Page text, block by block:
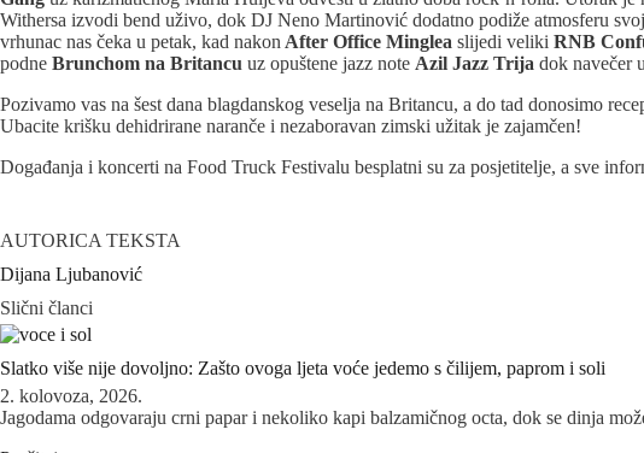
Withersa izvodi bend uživo, dok DJ Neno Martinović dodatno podiže atmosferu
vrhunac nas čeka u petak, kad nakon After Office Minglea slijedi veliki RNB
podne Brunchom na Britancu uz opuštene jazz note Azil Jazz Trija dok navečer
Pozivamo vas na šest dana blagdanskog veselja na Britancu, a do tad donosimo
Ubacite krišku dehidrirane naranče i nezaboravan zimski užitak je zajamčen!
Događanja i koncerti na Food Truck Festivalu besplatni su za posjetitelje, a sve
AUTORICA TEKSTA
Dijana Ljubanović
Slični članci
Slatko više nije dovoljno: Zašto ovoga ljeta voće jedemo s čilijem, paprom i soli
2. kolovoza, 2026.
Jagodama odgovaraju crni papar i nekoliko kapi balzamičnog octa, dok se dinja